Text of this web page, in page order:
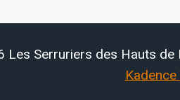
Les Serruriers des Hauts de
Kadence